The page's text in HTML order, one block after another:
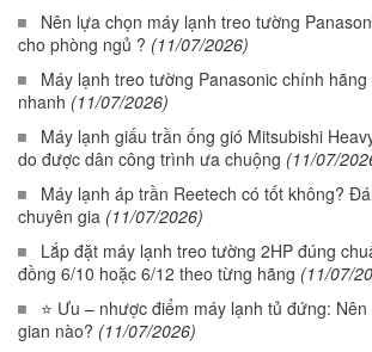
Nên lựa chọn máy lạnh treo tường
cho phòng ngủ ? (11/07/2026)
Máy lạnh treo tường Panasonic chính
nhanh (11/07/2026)
Máy lạnh giấu trần ống gió Mitsubishi
do được dân công trình ưa chuộng (11/07/
Máy lạnh áp trần Reetech có tốt không?
chuyên gia (11/07/2026)
Lắp đặt máy lạnh treo tường 2HP đúng
đồng 6/10 hoặc 6/12 theo từng hãng (11/07/
⭐ Ưu – nhược điểm máy lạnh tủ đứng:
gian nào? (11/07/2026)